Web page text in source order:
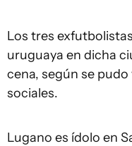
Los tres
uruguaya en dicha
cena, según se
sociales.
Lugano es ídolo en